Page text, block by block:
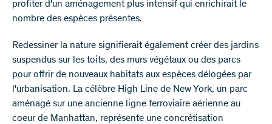
profiter d'un aménagement plus intensif qui enrichirait le
nombre des espèces présentes.
Redessiner la nature signifierait également créer des jardins
suspendus sur les toits, des murs végétaux ou des parcs
pour offrir de nouveaux habitats aux espèces délogées par
l'urbanisation. La célèbre High Line de New York, un parc
aménagé sur une ancienne ligne ferroviaire aérienne au
coeur de Manhattan, représente une concrétisation